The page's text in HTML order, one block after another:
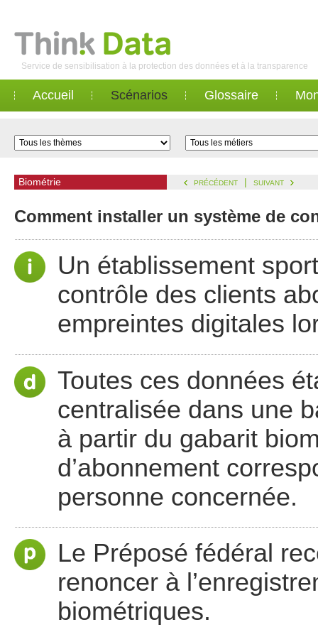
Service de sensibilisation à la protection des données et à la transparence
Accueil Scénarios Glossaire
Biométrie PRÉCÉDENT | SUIVANT
Comment installer un système de
Un établissement
contrôle des clients
empreintes digitales
Toutes ces données
centralisée dans une
à partir du gabarit
d’abonnement
personne concernée.
Le Préposé fédéral
renoncer à
biométriques.